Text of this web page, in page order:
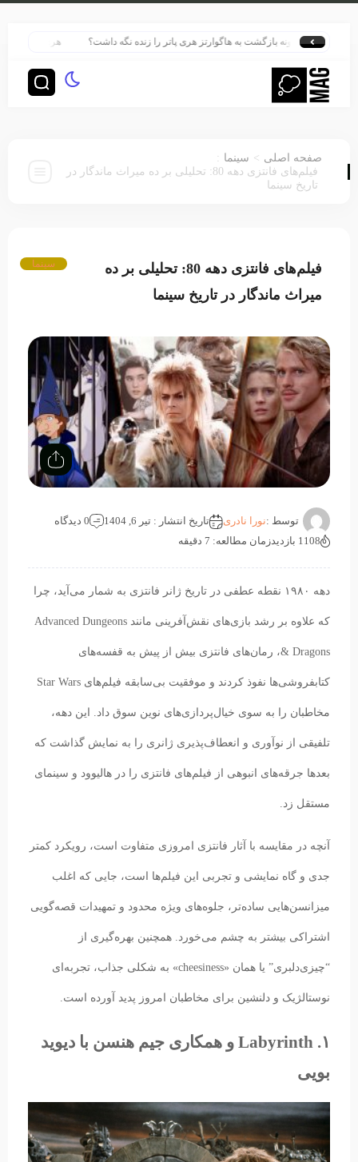
چگونه بازگشت به هاگوارتز هری پاتر را زنده نگه داشت؟ هری پاتر در قلب
صفحه اصلی > سینما :
فیلم‌های فانتزی دهه 80: تحلیلی بر ده میراث ماندگار در
تاریخ سینما
فیلم‌های فانتزی دهه 80: تحلیلی بر ده
میراث ماندگار در تاریخ سینما
سینما
توسط :نورا نادری تاریخ انتشار : تیر 6, 1404
0 دیدگاه
1108 بازدید
زمان مطالعه: 7 دقیقه
دهه ۱۹۸۰ نقطه عطفی در تاریخ ژانر فانتزی به شمار می‌آید، چرا
که علاوه بر رشد بازی‌های نقش‌آفرینی مانند Advanced Dungeons
& Dragons، رمان‌های فانتزی بیش از پیش به قفسه‌های
کتابفروشی‌ها نفوذ کردند و موفقیت بی‌سابقه فیلم‌های Star Wars
مخاطبان را به سوی خیال‌پردازی‌های نوین سوق داد. این دهه،
تلفیقی از نوآوری و انعطاف‌پذیری ژانری را به نمایش گذاشت که
بعدها جرقه‌های انبوهی از فیلم‌های فانتزی را در هالیوود و سینمای
مستقل زد.
آنچه در مقایسه با آثار فانتزی امروزی متفاوت است، رویکرد کمتر
جدی و گاه نمایشی و تجربی این فیلم‌ها است، جایی که اغلب
میزانسن‌هایی ساده‌تر، جلوه‌های ویژه محدود و تمهیدات قصه‌گویی
اشتراکی بیشتر به چشم می‌خورد. همچنین بهره‌گیری از
“چیزی‌دلبری” یا همان «cheesiness» به شکلی جذاب، تجربه‌ای
نوستالژیک و دلنشین برای مخاطبان امروز پدید آورده است.
۱. Labyrinth و همکاری جیم هنسن با دیوید
بویی